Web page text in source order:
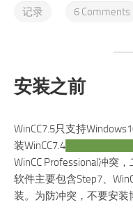
记录 6 Comments
安装之前
WinCC7.5只支持
装WinCC7.4
WinCC Professional冲突
软件主要包含Step7、
装。为防冲突，不要安装